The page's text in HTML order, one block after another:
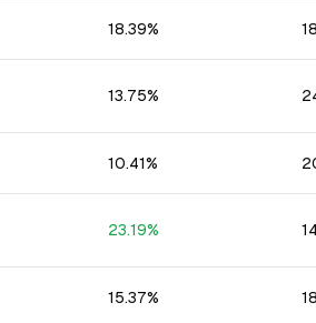
18.39%
13.75%
10.41%
23.19%
15.37%